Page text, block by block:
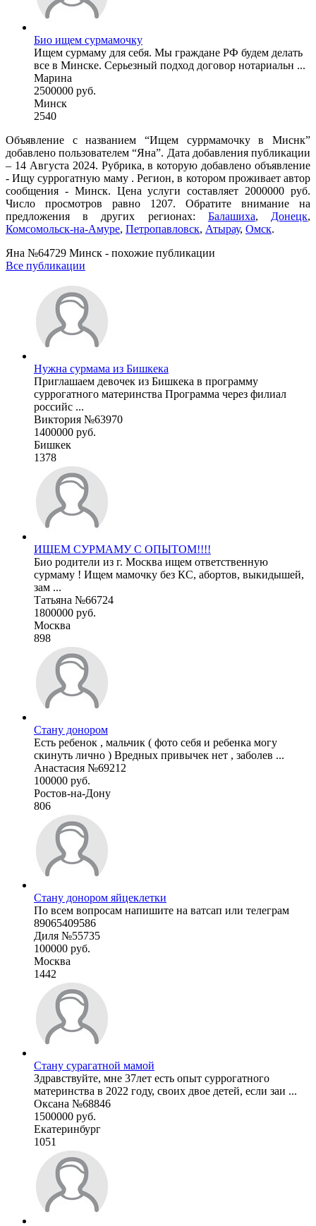
Био ищем сурмамочку
Ищем сурмаму для себя. Мы граждане РФ будем делать
все в Минске. Серьезный подход договор нотариальн ...
Марина
2500000 руб.
Минск
2540
Объявление с названием “Ищем суррмамочку в Миснк”
добавлено пользователем “Яна”. Дата добавления публикации
– 14 Августа 2024. Рубрика, в которую добавлено объявление
- Ищу суррогатную маму . Регион, в котором проживает автор
сообщения - Минск. Цена услуги составляет 2000000 руб.
Число просмотров равно 1207. Обратите внимание на
предложения в других регионах: Балашиха, Донецк,
Комсомольск-на-Амуре, Петропавловск, Атырау, Омск.
Яна №64729 Минск - похожие публикации
Все публикации
Нужна сурмама из Бишкека
Приглашаем девочек из Бишкека в программу
суррогатного материнства Программа через филиал
российс ...
Виктория №63970
1400000 руб.
Бишкек
1378
ИЩЕМ СУРМАМУ С ОПЫТОМ!!!!
Био родители из г. Москва ищем ответственную
сурмаму ! Ищем мамочку без КС, абортов, выкидышей,
зам ...
Татьяна №66724
1800000 руб.
Москва
898
Стану донором
Есть ребенок , мальчик ( фото себя и ребенка могу
скинуть лично ) Вредных привычек нет , заболев ...
Анастасия №69212
100000 руб.
Ростов-на-Дону
806
Стану донором яйцеклетки
По всем вопросам напишите на ватсап или телеграм
89065409586
Диля №55735
100000 руб.
Москва
1442
Стану сурагатной мамой
Здравствуйте, мне 37лет есть опыт суррогатного
материнства в 2022 году, своих двое детей, если заи ...
Оксана №68846
1500000 руб.
Екатеринбург
1051